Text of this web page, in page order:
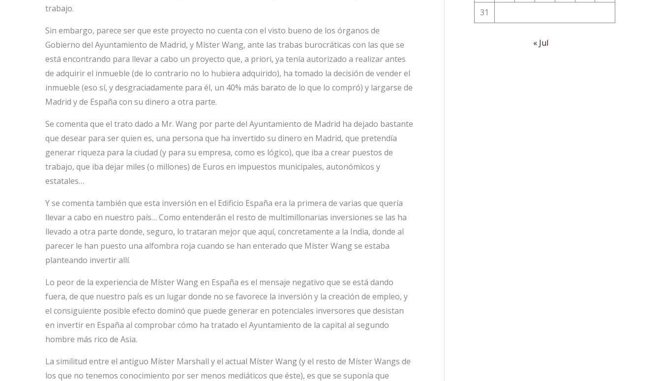
trabajo.
Sin embargo, parece ser que este proyecto no cuenta con el visto bueno de los órganos de
Gobierno del Ayuntamiento de Madrid, y Míster Wang, ante las trabas burocráticas con las que se
está encontrando para llevar a cabo un proyecto que, a priori, ya tenía autorizado a realizar antes
de adquirir el inmueble (de lo contrario no lo hubiera adquirido), ha tomado la decisión de vender el
inmueble (eso sí, y desgraciadamente para él, un 40% más barato de lo que lo compró) y largarse de
Madrid y de España con su dinero a otra parte.
Se comenta que el trato dado a Mr. Wang por parte del Ayuntamiento de Madrid ha dejado bastante
que desear para ser quien es, una persona que ha invertido su dinero en Madrid, que pretendía
generar riqueza para la ciudad (y para su empresa, como es lógico), que iba a crear puestos de
trabajo, que iba dejar miles (o millones) de Euros en impuestos municipales, autonómicos y
estatales…
Y se comenta también que esta inversión en el Edificio España era la primera de varias que quería
llevar a cabo en nuestro país… Como entenderán el resto de multimillonarias inversiones se las ha
llevado a otra parte donde, seguro, lo trataran mejor que aquí, concretamente a la India, donde al
parecer le han puesto una alfombra roja cuando se han enterado que Míster Wang se estaba
planteando invertir allí.
Lo peor de la experiencia de Míster Wang en España es el mensaje negativo que se está dando
fuera, de que nuestro país es un lugar donde no se favorece la inversión y la creación de empleo, y
el consiguiente posible efecto dominó que puede generar en potenciales inversores que desistan
en invertir en España al comprobar cómo ha tratado el Ayuntamiento de la capital al segundo
hombre más rico de Asia.
La similitud entre el antiguo Míster Marshall y el actual Míster Wang (y el resto de Míster Wangs de
los que no tenemos conocimiento por ser menos mediáticos que éste), es que se suponía que
31
« Jul